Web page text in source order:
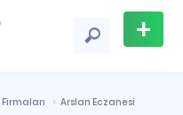
+
Ekle
Arslan Eczanesi